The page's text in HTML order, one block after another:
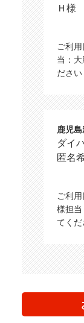
Ｈ様
ご利
当：
ださ
鹿児
ダイ
匿名
ご利
様担当
てく